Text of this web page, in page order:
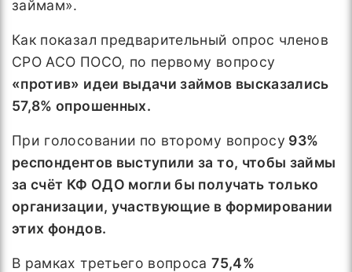
займам».
Как показал предварительный опрос членов
СРО АСО ПОСО, по первому вопросу
«против» идеи выдачи займов высказались
57,8% опрошенных.
При голосовании по второму вопросу 93%
респондентов выступили за то, чтобы займы
за счёт КФ ОДО могли бы получать только
организации, участвующие в формировании
этих фондов.
В рамках третьего вопроса75,4%